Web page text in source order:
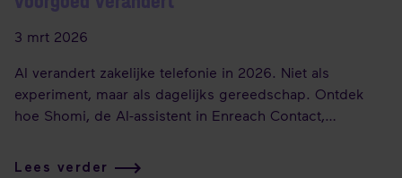
3 mrt 2026
AI verandert zakelijke telefonie in 2026. Niet als
experiment, maar als dagelijks gereedschap. Ontdek
hoe Shomi, de AI-assistent in Enreach Contact,
bedrijven van elke omvang.
Lees verder